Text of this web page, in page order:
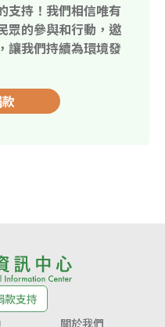
支持！我們相信唯有
眾的參與和行動，邀
讓我們持續為環境發
款支持
關於我們